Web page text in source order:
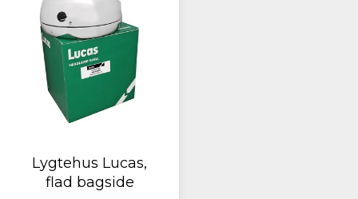
Lygtehus Lucas,
flad bagside